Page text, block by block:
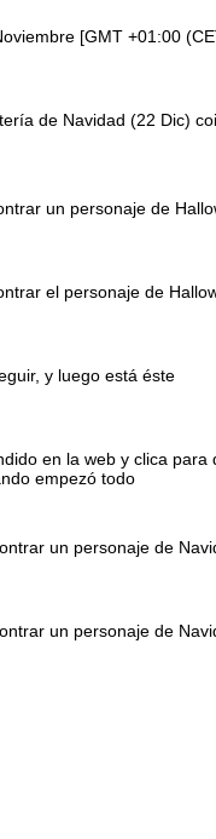
[GMT +01:00
de Navidad (22 Dic)
un personaje de
el personaje de
y luego está éste
en la web y clica
empezó todo
un personaje de
un personaje de